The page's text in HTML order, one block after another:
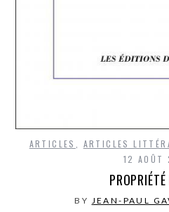
ARTICLES ARTICLES
12 AOÛT
BY JEAN-PAUL